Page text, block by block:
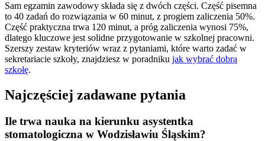
Sam egzamin zawodowy składa się z dwóch części. Część pisemna
to 40 zadań do rozwiązania w 60 minut, z progiem zaliczenia 50%.
Część praktyczna trwa 120 minut, a próg zaliczenia wynosi 75%,
dlatego kluczowe jest solidne przygotowanie w szkolnej pracowni.
Szerszy zestaw kryteriów wraz z pytaniami, które warto zadać w
sekretariacie szkoły, znajdziesz w poradniku jak wybrać dobrą
szkołę.
Najczęściej zadawane pytania
Ile trwa nauka na kierunku asystentka
stomatologiczna w Wodzisławiu Śląskim?